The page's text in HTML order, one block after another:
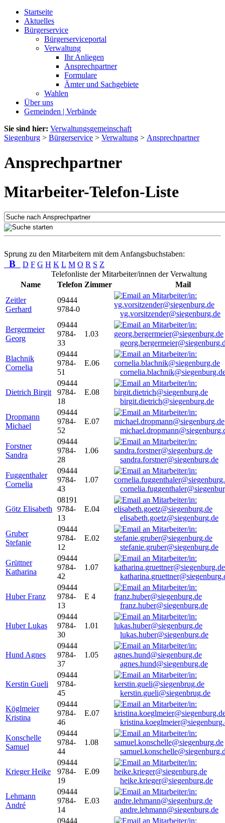
Startseite
Aktuelles
Bürgerservice
Bürgerserviceportal
Verwaltung
Ihr Anliegen
Ansprechpartner
Formulare
Ämter und Sachgebiete
Wahlen
Über uns
Gemeinden | Verbände
Sie sind hier: Verwaltungsgemeinschaft
Siegenburg > Bürgerservice > Verwaltung > Ansprechpartner
Ansprechpartner
Mitarbeiter-Telefon-Liste
Sprung zu den Mitarbeitern mit dem Anfangsbuchstaben:
B D F G H K L M O R S Z
Telefonliste der Mitarbeiter/innen der Verwaltung
Name
Telefon Zimmer
Mail
Zeitler
Gerhard
09444
9784-0
vg.vorsitzender@siegenburg.de
Bergermeier
Georg
09444
9784-
33
1.03
Blachnik
Cornelia
09444
9784-
51
E.06
Dietrich Birgit
09444
9784-
18
E.08
birgit.dietrich@siegenburg.de
Dropmann
Michael
09444
9784-
52
E.07
Forstner
Sandra
09444
9784-
28
1.06
sandra.forstner@siegenburg.de
Fuggenthaler
Cornelia
09444
9784-
43
1.07
Götz Elisabeth
08191
9784-
13
E.04
elisabeth.goetz@siegenburg.de
Gruber
Stefanie
09444
9784-
12
E.02
stefanie.gruber@siegenburg.de
Grüttner
Katharina
09444
9784-
42
1.07
Huber Franz
09444
9784-
13
E 4
franz.huber@siegenburg.de
Huber Lukas
09444
9784-
30
1.01
lukas.huber@siegenburg.de
Hund Agnes
09444
9784-
37
1.05
agnes.hund@siegenburg.de
Kerstin Gueli
09444
9784-
45
kerstin.gueli@siegenbrug.de
Köglmeier
Kristina
09444
9784-
46
E.07
Konschelle
Samuel
09444
9784-
44
1.08
Krieger Heike
09444
9784-
19
E.09
heike.krieger@siegenburg.de
Lehmann
André
09444
9784-
14
E.03
andre.lehmann@siegenburg.de
09444